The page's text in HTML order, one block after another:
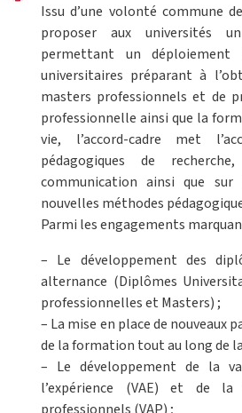
Issu d’une volonté commune
proposer aux universités
permettant un déploiement
universitaires préparant à
masters professionnels et de
professionnelle ainsi que la
vie, l’accord-cadre met
pédagogiques de
communication ainsi que sur
nouvelles méthodes
Parmi les engagements
– Le développement des
alternance (Diplômes
professionnelles et Masters) ;
– La mise en place de nouveaux
de la formation tout au long de
– Le développement de la
l’expérience (VAE) et de